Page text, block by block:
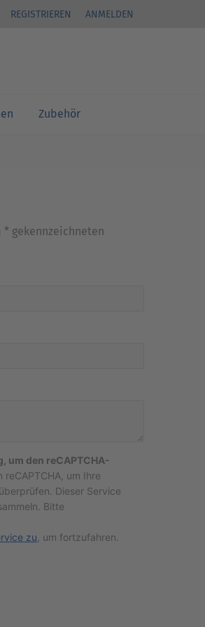
REGISTRIEREN ANMELDEN
Zubehör
gekennzeichneten
um den reCAPTCHA-
reCAPTCHA, um Ihre
Dieser Service
Bitte
zu , um fortzufahren.